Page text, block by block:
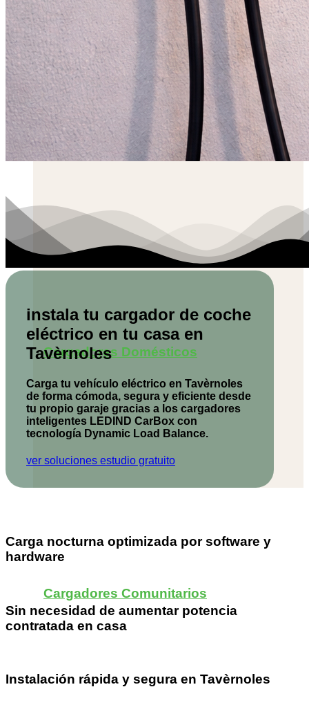
Cargadores Domésticos
Cargadores Comunitarios
instala tu cargador de coche
eléctrico en tu casa en
Tavèrnoles
Carga tu vehículo eléctrico en Tavèrnoles
de forma cómoda, segura y eficiente desde
tu propio garaje gracias a los cargadores
inteligentes LEDIND CarBox con
tecnología Dynamic Load Balance.
ver soluciones estudio gratuito
Carga nocturna optimizada por software y
hardware
Sin necesidad de aumentar potencia
contratada en casa
Instalación rápida y segura en Tavèrnoles